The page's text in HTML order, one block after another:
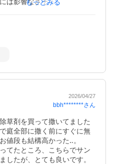
ました
もっとみる
2026/04/27
bbh********さん
草剤を買って撒いてました
庭全部に撒く前にすぐに無
値段も結構高かった‥。
てたところ、こちらでサン
したが、とても良いです。